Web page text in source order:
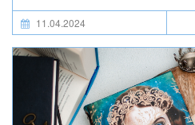
11.04.2024